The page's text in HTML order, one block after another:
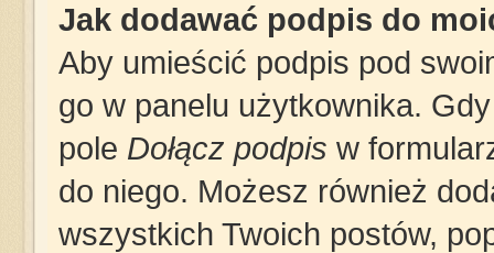
Jak dodawać podpis do
Aby umieścić podpis pod
go w panelu użytkownika.
pole Dołącz podpis w
do niego. Możesz również
wszystkich Twoich postów,